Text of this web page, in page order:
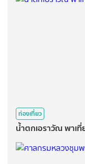
ท่องเที่ยว
น้ำตกเอราวัณ​ พาเ